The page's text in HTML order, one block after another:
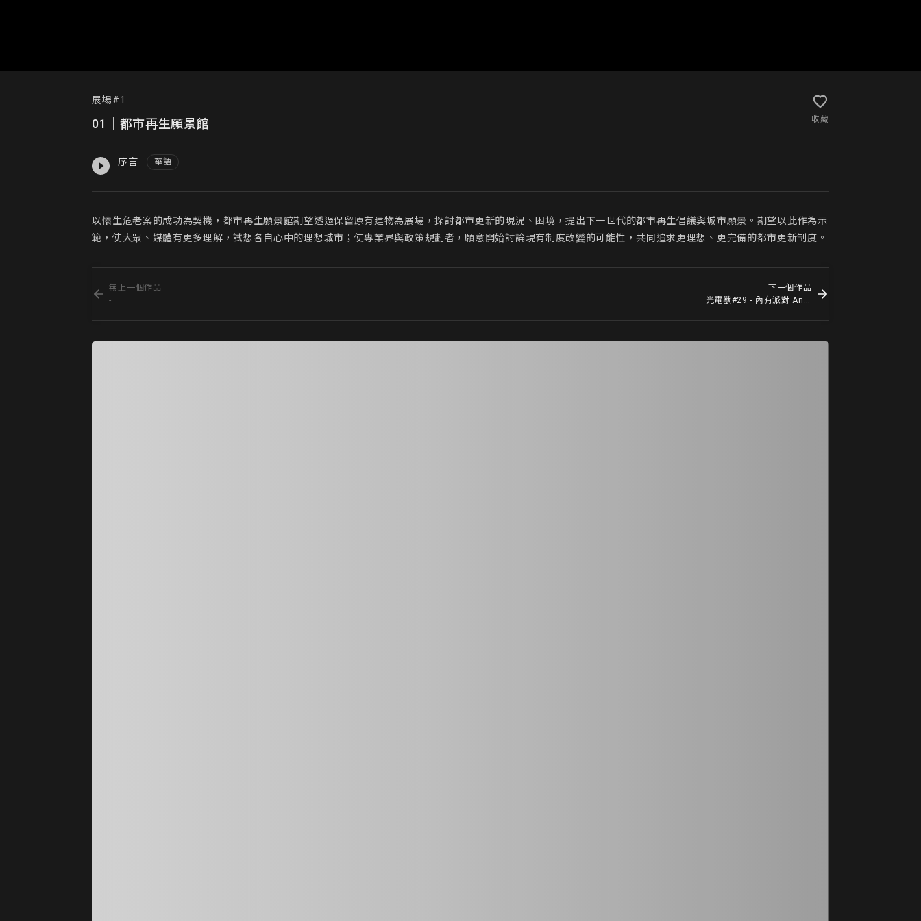
展場#1
01｜都市再生願景館 收藏
序言 華語
以懷生危老案的成功為契機，都市再生願景館期望透過保留原有建物為展場，探討都市更新的現況、困境，提出下一世代的都市再生倡議與城市願景。期望以此作為示
範，使大眾、媒體有更多理解，試想各自心中的理想城市；使專業界與政策規劃者，願意開始討論現有制度改變的可能性，共同追求更理想、更完備的都市更新制度。
無上一個作品
-
下一個作品
光電獸#29 - 內有派對 An Electronic Monster #29 - Party Inside